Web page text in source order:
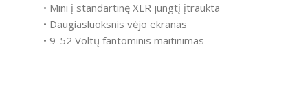
• Mini į standartinę XLR jungtį įtraukta
• Daugiasluoksnis vėjo ekranas
• 9-52 Voltų fantominis maitinimas